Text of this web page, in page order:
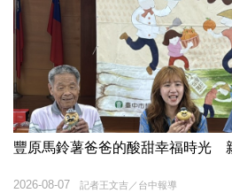
豐原馬鈴薯爸爸的酸甜幸福時光
記者王文吉／台中報導
2026-08-07